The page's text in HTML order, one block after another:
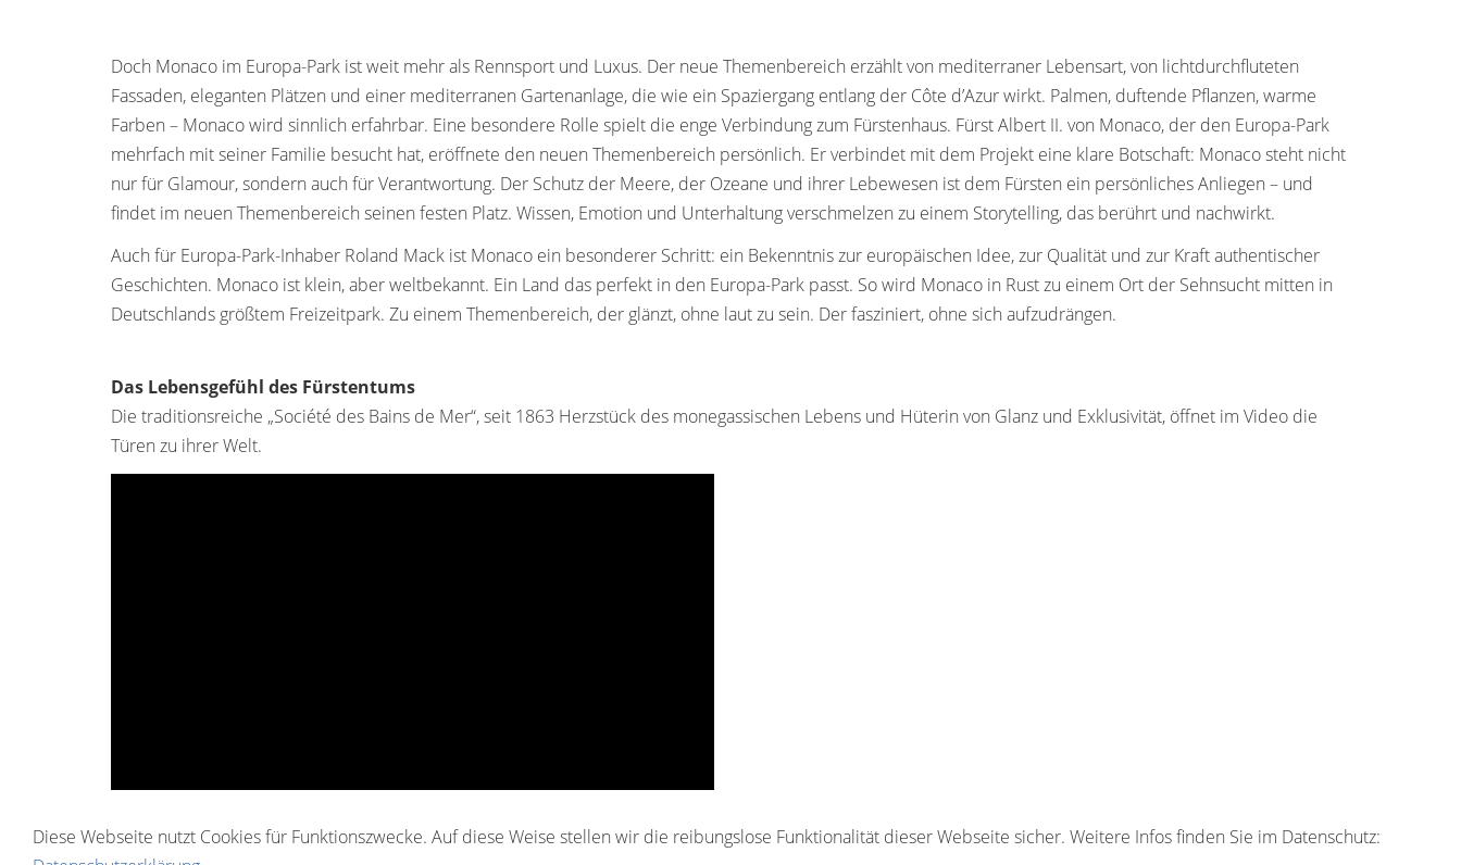
Doch Monaco im Europa-Park ist weit mehr als Rennsport und Luxus. Der neue Themenbereich erzählt von mediterraner Lebensart, von lichtdurchfluteten
Fassaden, eleganten Plätzen und einer mediterranen Gartenanlage, die wie ein Spaziergang entlang der Côte d’Azur wirkt. Palmen, duftende Pflanzen, warme
Farben – Monaco wird sinnlich erfahrbar. Eine besondere Rolle spielt die enge Verbindung zum Fürstenhaus. Fürst Albert II. von Monaco, der den Europa-Park
mehrfach mit seiner Familie besucht hat, eröffnete den neuen Themenbereich persönlich. Er verbindet mit dem Projekt eine klare Botschaft: Monaco steht nicht
nur für Glamour, sondern auch für Verantwortung. Der Schutz der Meere, der Ozeane und ihrer Lebewesen ist dem Fürsten ein persönliches Anliegen – und
findet im neuen Themenbereich seinen festen Platz. Wissen, Emotion und Unterhaltung verschmelzen zu einem Storytelling, das berührt und nachwirkt.
Auch für Europa-Park-Inhaber Roland Mack ist Monaco ein besonderer Schritt: ein Bekenntnis zur europäischen Idee, zur Qualität und zur Kraft authentischer
Geschichten. Monaco ist klein, aber weltbekannt. Ein Land das perfekt in den Europa-Park passt. So wird Monaco in Rust zu einem Ort der Sehnsucht mitten in
Deutschlands größtem Freizeitpark. Zu einem Themenbereich, der glänzt, ohne laut zu sein. Der fasziniert, ohne sich aufzudrängen.
Das Lebensgefühl des Fürstentums
Die traditionsreiche „Société des Bains de Mer“, seit 1863 Herzstück des monegassischen Lebens und Hüterin von Glanz und Exklusivität, öffnet im Video die
Türen zu ihrer Welt.
Diese Webseite nutzt Cookies für Funktionszwecke. Auf diese Weise stellen wir die reibungslose Funktionalität dieser Webseite sicher. Weitere Infos finden Sie im Datenschutz: